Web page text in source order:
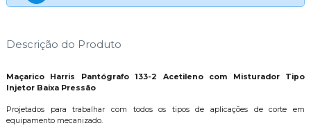
Descrição do Produto
Maçarico Harris Pantógrafo 133-2 Acetileno com Misturador Tipo
Injetor Baixa Pressão
Projetados para trabalhar com todos os tipos de aplicações de corte em
equipamento mecanizado.